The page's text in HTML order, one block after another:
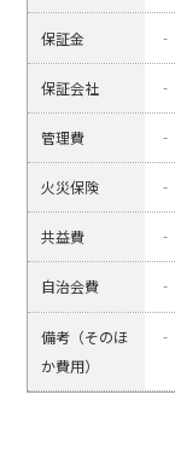
保証金 ‐
保証会社 ‐
管理費 ‐
火災保険 ‐
共益費 ‐
自治会費 ‐
備考（そのほ
か費用）
‐